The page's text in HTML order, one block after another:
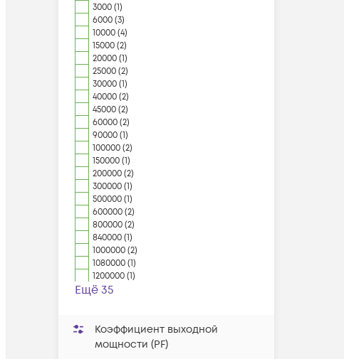
3000 (1)
6000 (3)
10000 (4)
15000 (2)
20000 (1)
25000 (2)
30000 (1)
40000 (2)
45000 (2)
60000 (2)
90000 (1)
100000 (2)
150000 (1)
200000 (2)
300000 (1)
500000 (1)
600000 (2)
800000 (2)
840000 (1)
1000000 (2)
1080000 (1)
1200000 (1)
Ещё 35
Коэффициент выходной
мощности (PF)